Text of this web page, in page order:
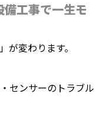
工事で一生モ
が変わります。
センサーのトラブル